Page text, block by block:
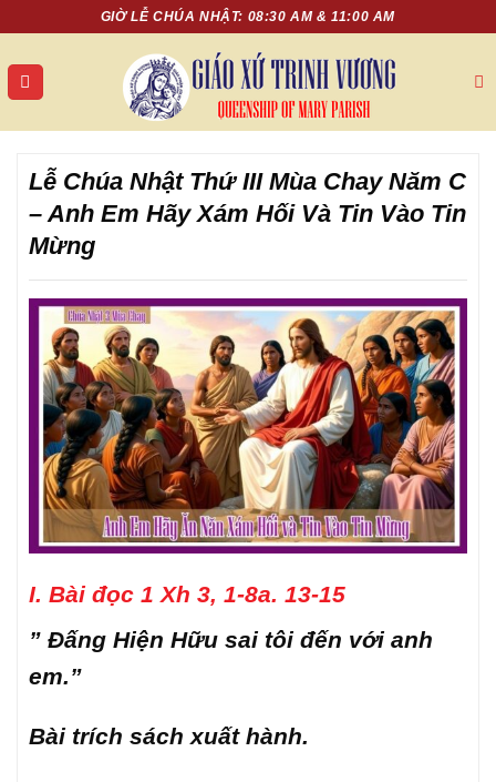
nội
dung
GIỜ LỄ CHÚA NHẬT: 08:30 AM & 11:00 AM
Lễ Chúa Nhật Thứ III Mùa Chay Năm C
– Anh Em Hãy Xám Hối Và Tin Vào Tin
Mừng
I. Bài đọc 1 Xh 3, 1-8a. 13-15
” Đấng Hiện Hữu sai tôi đến với anh
em.”
Bài trích sách xuất hành.